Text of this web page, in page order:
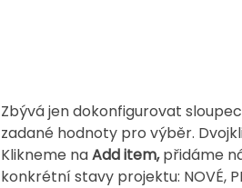
Zbývá jen dokonfigurovat
zadané hodnoty pro výběr.
Klikneme na Add item, přidáme
konkrétní stavy projektu: NOVÉ,